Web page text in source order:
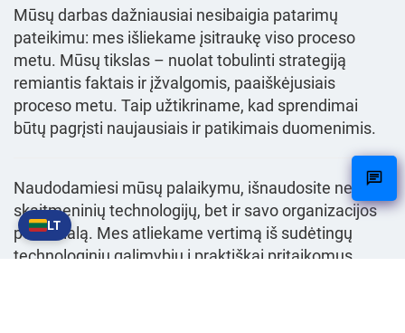
Mūsų darbas dažniausiai nesibaigia patarimų
pateikimu: mes išliekame įsitraukę viso proceso
metu. Mūsų tikslas – nuolat tobulinti strategiją
remiantis faktais ir įžvalgomis, paaiškėjusiais
proceso metu. Taip užtikriname, kad sprendimai
būtų pagrįsti naujausiais ir patikimais duomenimis.
Naudodamiesi mūsų palaikymu, išnaudosite ne tik
skaitmeninių technologijų, bet ir savo organizacijos
potencialą. Mes atliekame vertimą iš sudėtingų
technologinių galimybių į praktiškai pritaikomus
LT